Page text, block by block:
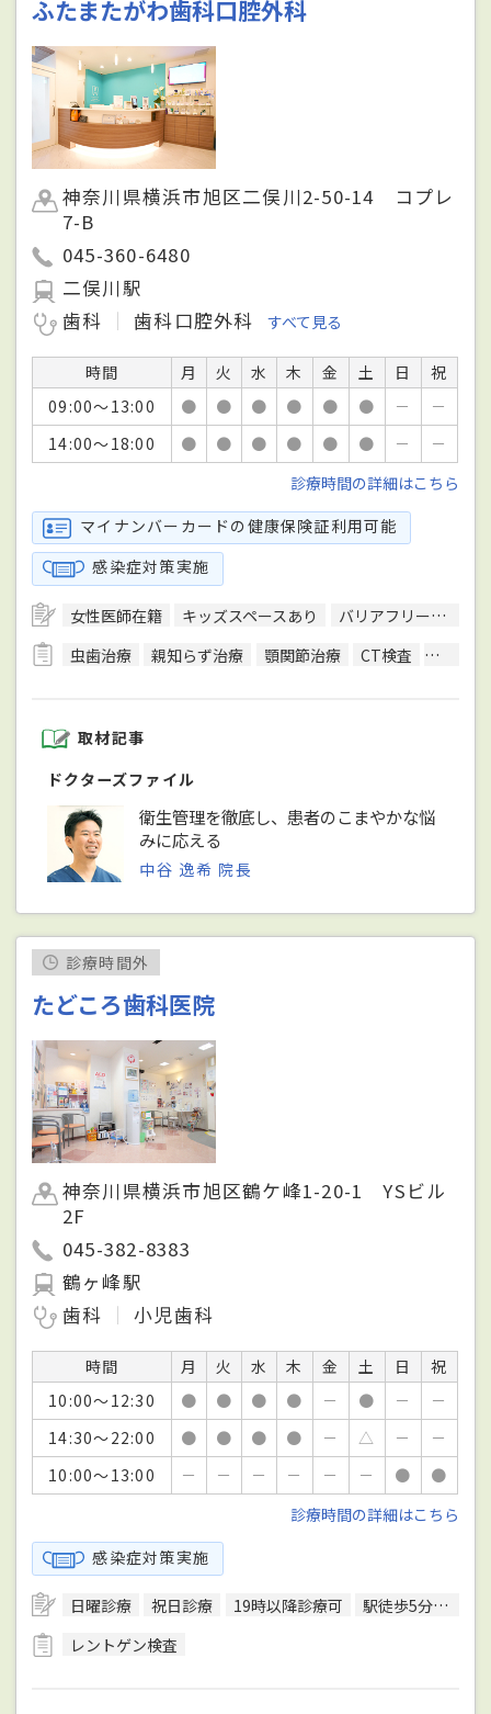
ふたまたがわ歯科口腔外科
神奈川県横浜市旭区二俣川2-50-14 コプレ
7-B
045-360-6480
二俣川駅
歯科
歯科口腔外科 すべて見る
時間 月 火 水 木 金 土 日
祝
09:00～13:00
● ● ● ● ● ● －
－
14:00～18:00
● ● ● ● ● ● －
－
診療時間の詳細はこちら
マイナンバーカードの健康保険証利用可能
感染症対策実施
女性医師在籍 キッズスペースあり バリアフリー対応
虫歯治療
親知らず治療 顎関節治療 CT検査 レント
取材記事
ドクターズファイル
衛生管理を徹底し、患者のこまやかな悩
みに応える
中谷 逸希 院長
診療時間外
たどころ歯科医院
神奈川県横浜市旭区鶴ケ峰1-20-1 YSビル
2F
045-382-8383
鶴ヶ峰駅
歯科
小児歯科
時間 月 火 水 木 金 土 日
祝
10:00～12:30
● ● ● ● － ● －
－
14:30～22:00
● ● ● ● － △ －
－
10:00～13:00
－ － － － － － ●
●
診療時間の詳細はこちら
感染症対策実施
日曜診療 祝日診療 19時以降診療可 駅徒歩5分圏内
レントゲン検査